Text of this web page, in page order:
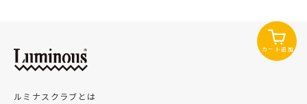
カート追加
ルミナスクラブとは